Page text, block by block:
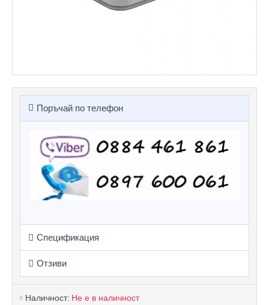
Поръчай по телефон
Спецификация
Отзиви
Наличност: Не е в наличност